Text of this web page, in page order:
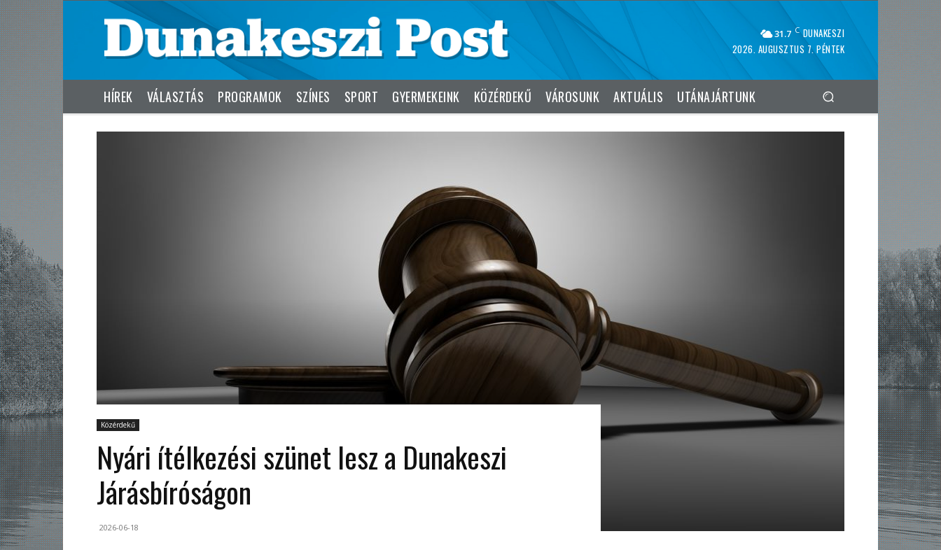
31.7 C DUNAKESZI
2026. AUGUSZTUS 7. PÉNTEK
HÍREK VÁLASZTÁS PROGRAMOK SZÍNES SPORT GYERMEKEINK KÖZÉRDEKŰ VÁROSUNK AKTUÁLIS UTÁNAJÁRTUNK
Közérdekű
Nyári ítélkezési szünet lesz a Dunakeszi
Járásbíróságon
2026-06-18